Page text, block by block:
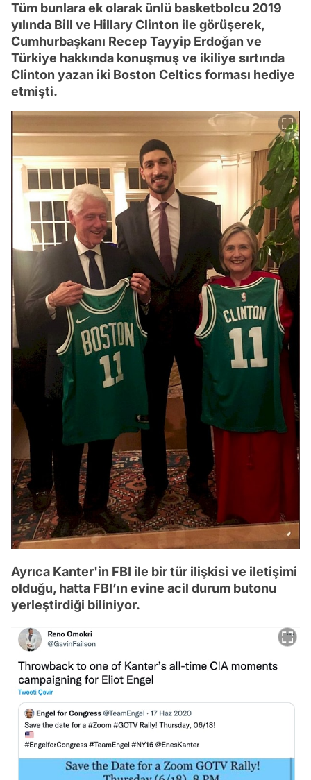
Tüm bunlara ek olarak ünlü basketbolcu 2019
yılında Bill ve Hillary Clinton ile görüşerek,
Cumhurbaşkanı Recep Tayyip Erdoğan ve
Türkiye hakkında konuşmuş ve ikiliye sırtında
Clinton yazan iki Boston Celtics forması hediye
etmişti.
Ayrıca Kanter'in FBI ile bir tür ilişkisi ve iletişimi
olduğu, hatta FBI’ın evine acil durum butonu
yerleştirdiği biliniyor.